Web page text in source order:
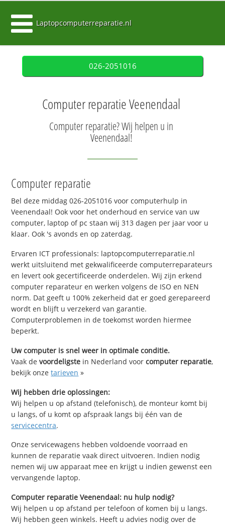
Laptopcomputerreparatie.nl
026-2051016
Computer reparatie Veenendaal
Computer reparatie? Wij helpen u in
Veenendaal!
Computer reparatie
Bel deze middag 026-2051016 voor computerhulp in
Veenendaal! Ook voor het onderhoud en service van uw
computer, laptop of pc staan wij 313 dagen per jaar voor u
klaar. Ook 's avonds en op zaterdag.
Ervaren ICT professionals: laptopcomputerreparatie.nl
werkt uitsluitend met gekwalificeerde computerreparateurs
en levert ook gecertificeerde onderdelen. Wij zijn erkend
computer reparateur en werken volgens de ISO en NEN
norm. Dat geeft u 100% zekerheid dat er goed gerepareerd
wordt en blijft u verzekerd van garantie.
Computerproblemen in de toekomst worden hiermee
beperkt.
Uw computer is snel weer in optimale conditie.
Vaak devoordeligste in Nederland voorcomputer reparatie,
bekijk onzetarieven »
Wij hebben drie oplossingen:
Wij helpen u op afstand (telefonisch), de monteur komt bij
u langs, of u komt op afspraak langs bij één van de
servicecentra.
Onze servicewagens hebben voldoende voorraad en
kunnen de reparatie vaak direct uitvoeren. Indien nodig
nemen wij uw apparaat mee en krijgt u indien gewenst een
vervangende laptop.
Computer reparatie Veenendaal: nu hulp nodig?
Wij helpen u op afstand per telefoon of komen bij u langs.
Wij hebben geen winkels. Heeft u advies nodig over de